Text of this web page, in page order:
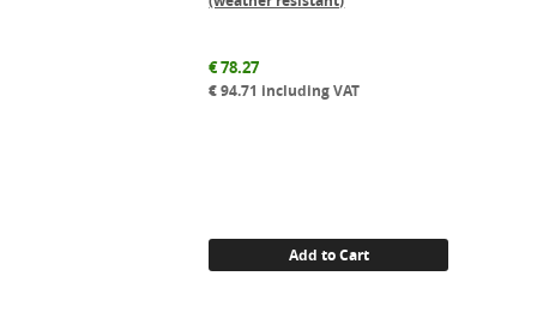
€78.27
€94.71 including VAT
Add to Cart